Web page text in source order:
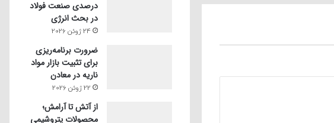
درصدی صنعت فولاد
در بحث انرژی
24 ژوئن 2026
ضرورت برنامه‌ریزی
برای تثبیت بازار مواد
ناریه در معادن
22 ژوئن 2026
از آتش تا آرامش؛
محصولات پتروشیمی